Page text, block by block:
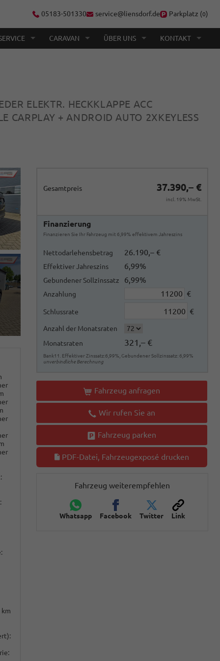
05183-501330 service@liensdorf.de Parkplatz (0)
CARAVAN ÜBER UNS KONTAKT
ELEKTR. HECKKLAPPE ACC
CARPLAY + ANDROID AUTO 2XKEYLESS
Gesamtpreis 37.390,– €
incl. 19% MwSt.
Finanzierung
Finanzieren Sie Ihr Fahrzeug mit 6,99% effektivem Jahreszins
Nettodarlehensbetrag 26.190,– €
Effektiver Jahreszins 6,99%
Gebundener Sollzinssatz 6,99%
Anzahlung €
Schlussrate €
Anzahl der Monatsraten
Monatsraten
321,– €
Bank11. Effektiver Zinssatz:6,99%, Gebundener Sollzinssatz: 6,99%
unverbindliche Berechnung
Fahrzeug anfragen
Wir rufen Sie an
Fahrzeug parken
PDF-Datei, Fahrzeugexposé drucken
Fahrzeug weiterempfehlen
Whatsapp Facebook Twitter Link
km